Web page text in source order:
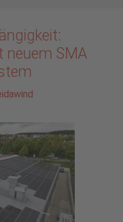
neuem SMA